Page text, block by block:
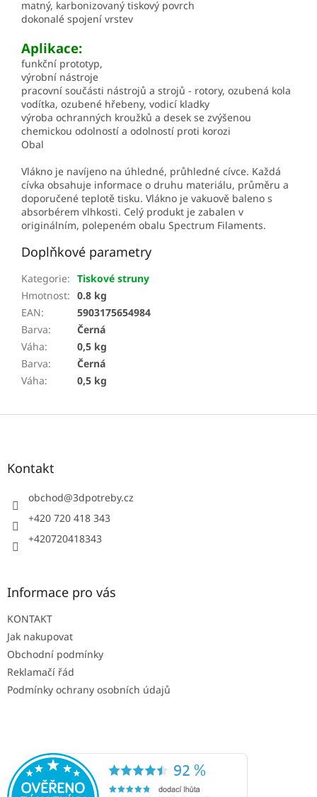
matný, karbonizovaný tiskový povrch
dokonalé spojení vrstev
Aplikace:
funkční prototyp,
výrobní nástroje
pracovní součásti nástrojů a strojů - rotory, ozubená kola
vodítka, ozubené hřebeny, vodicí kladky
výroba ochranných kroužků a desek se zvýšenou
chemickou odolností a odolností proti korozi
Obal
Vlákno je navíjeno na úhledné, průhledné cívce. Každá
cívka obsahuje informace o druhu materiálu, průměru a
doporučené teplotě tisku. Vlákno je vakuově baleno s
absorbérem vlhkosti. Celý produkt je zabalen v
originálním, polepeném obalu Spectrum Filaments.
Doplňkové parametry
Kategorie: Tiskové struny
Hmotnost: 0.8 kg
EAN:
5903175654984
Barva:
Černá
Váha:
0,5 kg
Barva:
Černá
Váha: 0,5 kg
Z
Kontakt
obchod@3dpotreby.cz
+420 720 418 343
+420720418343
Informace pro vás
KONTAKT
Jak nakupovat
Obchodní podmínky
Reklamačí řád
Podmínky ochrany osobních údajů